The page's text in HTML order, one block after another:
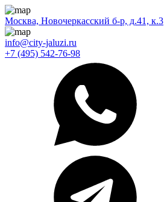
Москва, Новочеркасский б-р, д.41, к.3
info@city-jaluzi.ru
+7 (495) 542-76-98